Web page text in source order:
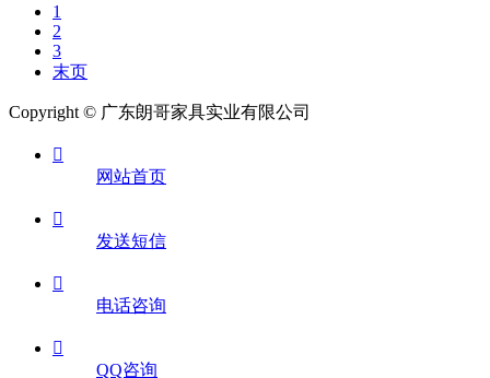
1
2
3
末页
Copyright © 广东朗哥家具实业有限公司

网站首页

发送短信

电话咨询

QQ咨询